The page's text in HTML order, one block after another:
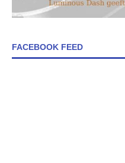
FACEBOOK FEED